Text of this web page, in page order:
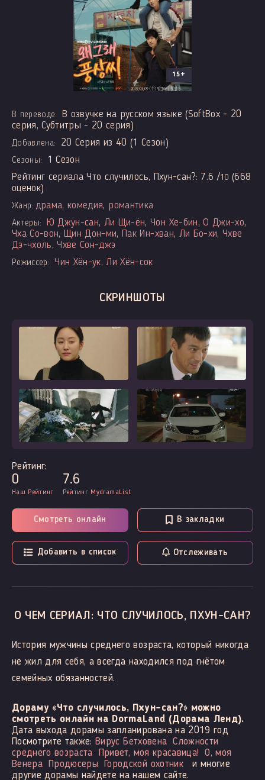
15+
В переводе:
В озвучке на русском языке (SoftBox - 20
серия, Субтитры - 20 серия)
Добавлена: 20 Серия из 40 (1 Сезон)
Сезоны:
1 Сезон
Рейтинг сериала Что случилось, Пхун-сан?: 7.6 /10 (668
оценок)
Жанр: драма,комедия, романтика
Актеры: Ю Джун-сан, Ли Щи-ён,Чон Хе-бин,О Джи-хо,
Чха Со-вон, Щин Дон-ми, Пак Ин-хван, Ли Бо-хи, Чхве
Дэ-чхоль,Чхве Сон-джэ
Режиссер: Чин Хён-ук,Ли Хён-сок
СКРИНШОТЫ
Рейтинг:
0
Наш Рейтинг
7.6
Рейтинг MydramaList
Смотреть онлайн В закладки
Добавить в список Отслеживать
О ЧЕМ СЕРИАЛ: ЧТО СЛУЧИЛОСЬ, ПХУН-САН?
История мужчины среднего возраста, который никогда
не жил для себя, а всегда находился под гнётом
семейных обязанностей.
Дораму «Что случилось, Пхун-сан?» можно
смотреть онлайн на DormaLand (Дорама Ленд).
Дата выхода дорамы запланирована на 2019 год
Посмотрите также:Вирус Бетховена
Сложности
среднего возраста
Привет, моя красавица!
О, моя
Венера
Продюсеры Городской охотник
и многие
другие дорамы найдете на нашем сайте.